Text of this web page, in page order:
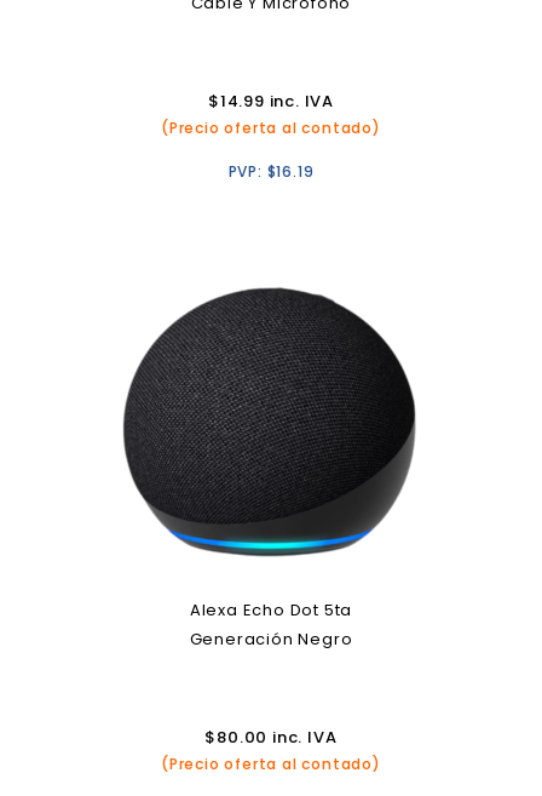
$14.99 inc. IVA
(Precio oferta al contado)
PVP: $16.19
Alexa Echo Dot 5ta
Generación Negro
$80.00 inc. IVA
(Precio oferta al contado)